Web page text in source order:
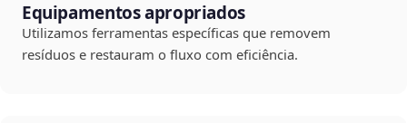
Equipamentos apropriados
Utilizamos ferramentas específicas que removem
resíduos e restauram o fluxo com eficiência.